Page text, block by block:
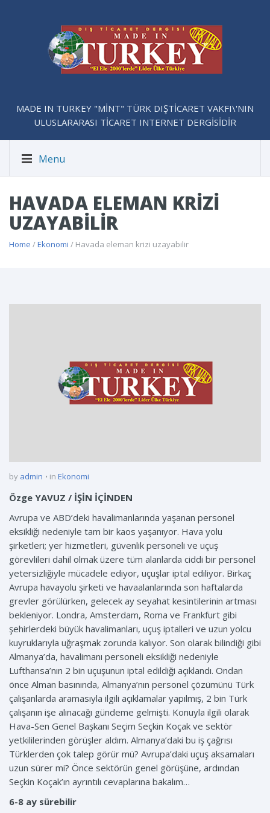
MADE IN TURKEY "MİNT" TÜRK DIŞTİCARET VAKFI\'NIN
ULUSLARARASI TİCARET INTERNET DERGİSİDİR
Menu
HAVADA ELEMAN KRIZI
UZAYABILIR
Home /Ekonomi / Havada eleman krizi uzayabilir
by admin in Ekonomi
Özge YAVUZ / İŞİN İÇİNDEN
Avrupa ve ABD’deki havalimanlarında yaşanan personel
eksikliği nedeniyle tam bir kaos yaşanıyor. Hava yolu
şirketleri; yer hizmetleri, güvenlik personeli ve uçuş
görevlileri dahil olmak üzere tüm alanlarda ciddi bir personel
yetersizliğiyle mücadele ediyor, uçuşlar iptal ediliyor. Birkaç
Avrupa havayolu şirketi ve havaalanlarında son haftalarda
grevler görülürken, gelecek ay seyahat kesintilerinin artması
bekleniyor. Londra, Amsterdam, Roma ve Frankfurt gibi
şehirlerdeki büyük havalimanları, uçuş iptalleri ve uzun yolcu
kuyruklarıyla uğraşmak zorunda kalıyor. Son olarak bilindiği gibi
Almanya’da, havalimanı personeli eksikliği nedeniyle
Lufthansa’nın 2 bin uçuşunun iptal edildiği açıklandı. Ondan
önce Alman basınında, Almanya’nın personel çözümünü Türk
çalışanlarda aramasıyla ilgili açıklamalar yapılmış, 2 bin Türk
çalışanın işe alınacağı gündeme gelmişti. Konuyla ilgili olarak
Hava-Sen Genel Başkanı Seçim Seçkin Koçak ve sektör
yetkililerinden görüşler aldım. Almanya’daki bu iş çağrısı
Türklerden çok talep görür mü? Avrupa’daki uçuş aksamaları
uzun sürer mi? Önce sektörün genel görüşüne, ardından
Seçkin Koçak’ın ayrıntılı cevaplarına bakalım…
6-8 ay sürebilir